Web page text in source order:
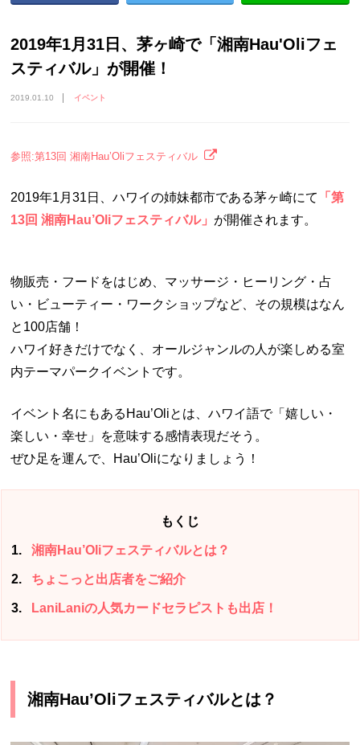
2019年1月31日、茅ヶ崎で「湘南Hau'Oliフェ
スティバル」が開催！
2019.01.10 イベント
参照:第13回 湘南Hau’Oliフェスティバル
2019年1月31日、ハワイの姉妹都市である茅ヶ崎にて
「第
13回 湘南Hau’Oliフェスティバル」 が開催されます。
物販売・フードをはじめ、マッサージ・ヒーリング・占
い・ビューティー・ワークショップなど、その規模はなん
と100店舗！
ハワイ好きだけでなく、オールジャンルの人が楽しめる室
内テーマパークイベントです。
イベント名にもあるHau’Oliとは、ハワイ語で「嬉しい・
楽しい・幸せ」を意味する感情表現だそう。
ぜひ足を運んで、Hau’Oliになりましょう！
もくじ
1 湘南Hau’Oliフェスティバルとは？
2 ちょこっと出店者をご紹介
3 LaniLaniの人気カードセラピストも出店！
湘南Hau’Oliフェスティバルとは？